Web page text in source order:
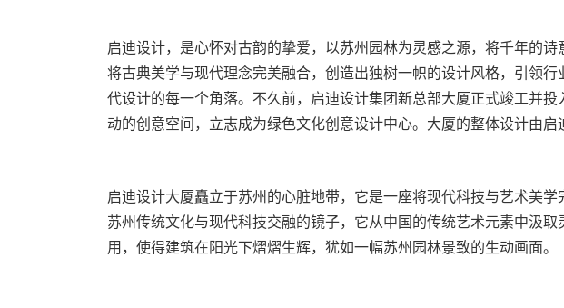
启迪设计，是心怀对古韵的挚爱，以苏州园林为灵感之源，将千年的
将古典美学与现代理念完美融合，创造出独树一帜的设计风格，引领
代设计的每一个角落。不久前，启迪设计集团新总部大厦正式竣工并
动的创意空间，立志成为绿色文化创意设计中心。大厦的整体设计由
启迪设计大厦矗立于苏州的心脏地带，它是一座将现代科技与艺术美
苏州传统文化与现代科技交融的镜子，它从中国的传统艺术元素中汲
用，使得建筑在阳光下熠熠生辉，犹如一幅苏州园林景致的生动画面。